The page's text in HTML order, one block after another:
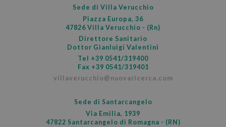
Sede di Villa Verucchio
Piazza Europa, 36
47826 Villa Verucchio - (Rn)
Direttore Sanitario
Dottor Gianluigi Valentini
Tel +39 0541/319400
Fax +39 0541/319401
villaverucchio@nuovaricerca.com
Sede di Santarcangelo
Via Emilia, 1939
47822 Santarcangelo di Romagna - (RN)